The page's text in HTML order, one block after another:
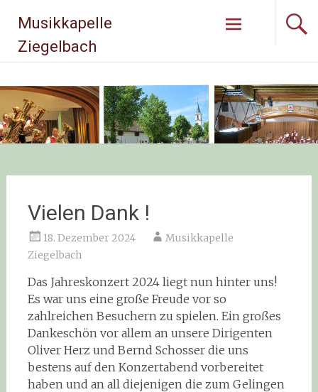
Musikkapelle
Ziegelbach
Vielen Dank !
18. Dezember 2024
Musikkapelle
Ziegelbach
Das Jahreskonzert 2024 liegt nun hinter uns!
Es war uns eine große Freude vor so
zahlreichen Besuchern zu spielen. Ein großes
Dankeschön vor allem an unsere Dirigenten
Oliver Herz und Bernd Schosser die uns
bestens auf den Konzertabend vorbereitet
haben und an all diejenigen die zum Gelingen